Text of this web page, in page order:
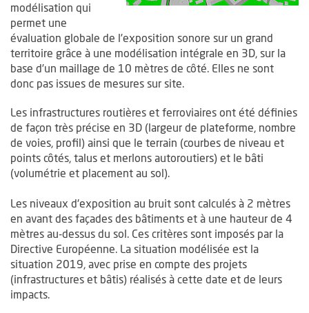
modélisation qui
permet une
évaluation globale de l’exposition sonore sur un grand
territoire grâce à une modélisation intégrale en 3D, sur la
base d’un maillage de 10 mètres de côté. Elles ne sont
donc pas issues de mesures sur site.
Les infrastructures routières et ferroviaires ont été définies
de façon très précise en 3D (largeur de plateforme, nombre
de voies, profil) ainsi que le terrain (courbes de niveau et
points côtés, talus et merlons autoroutiers) et le bâti
(volumétrie et placement au sol).
Les niveaux d'exposition au bruit sont calculés à 2 mètres
en avant des façades des bâtiments et à une hauteur de 4
mètres au-dessus du sol. Ces critères sont imposés par la
Directive Européenne. La situation modélisée est la
situation 2019, avec prise en compte des projets
(infrastructures et bâtis) réalisés à cette date et de leurs
impacts.